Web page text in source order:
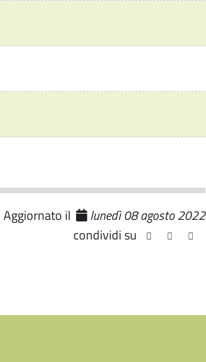
Aggiornato il
lunedì 08 agosto 2022
condividi su